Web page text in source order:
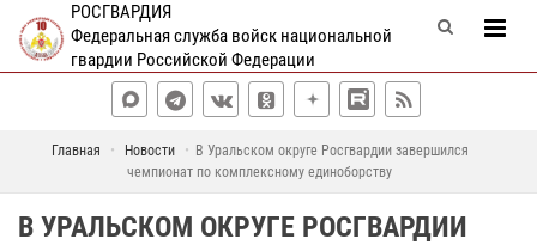
РОСГВАРДИЯ
Федеральная служба войск национальной
гвардии Российской Федерации
Главная Новости
В Уральском округе Росгвардии завершился
чемпионат по комплексному единоборству
В УРАЛЬСКОМ ОКРУГЕ РОСГВАРДИИ